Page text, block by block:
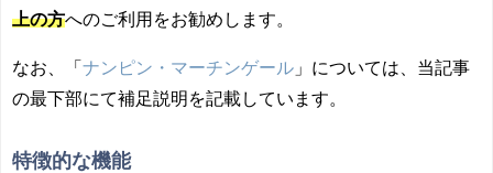
上の方へのご利用をお勧めします。
なお、「 ナンピン・マーチンゲール 」については、当記事
の最下部にて補足説明を記載しています。
特徴的な機能